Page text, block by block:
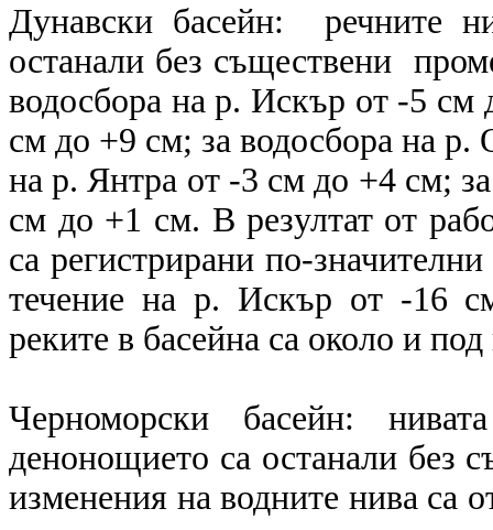
Дунавски басейн: речните
останали без съществени
водосбора на р. Искър от -5 см
см до +9 см; за водосбора на
на р. Янтра от -3 см до +4 см;
см до +1 см. В резултат от
са регистрирани по-
течение на р. Искър от -16
реките в басейна са около и
Черноморски басейн:
денонощието са останали без
изменения на водните нива са